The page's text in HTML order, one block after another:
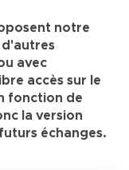
notre
d'autres
avec
accès sur le
fonction de
la version
échanges.